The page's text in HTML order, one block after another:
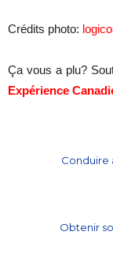
Crédits photo:
Ça vous a plu?
Expérience
Conduire
Obtenir